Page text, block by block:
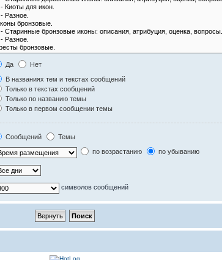
Да
Нет
В названиях тем и текстах сообщений
Только в текстах сообщений
Только по названию темы
Только в первом сообщении темы
Сообщений
Темы
по возрастанию по убыванию
символов сообщений